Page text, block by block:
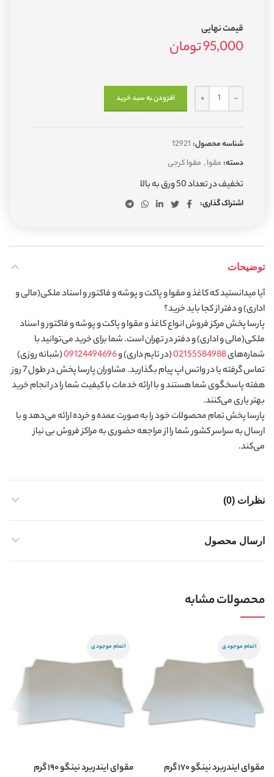
قیمت نهایی
95,000تومان
افزودن به سبد خرید
شناسه محصول: 12921
دسته: مقوا, مقوا کرجی
تخفیف در تعداد 50 ورق به بالا
اشتراک گذاری
توضیحات
آیا میدانستید که کاغذ و مقوا و پاکت و پوشه و فاکتور و اسناد ملکی(مالی و
اداری) و دفتر از کجا باید خرید؟
پارسا پخش مرکز فروش انواع کاغذ و مقوا و پاکت و پوشه و فاکتور و اسناد
ملکی(مالی و اداری) و دفتر در تهران است. شما برای خرید می‌توانید با
شماره‌های02155584988(در تایم داری) و09124494696(شبانه روزی)
تماس گرفته یا در واتس اپ پیام بگذارید. مشاوران پارسا پخش در طول 7 روز
هفته پاسخگوی شما هستند و با ارائه خدمات با کیفیت شما را در انجام خرید
بهتر یاری می‌کنند.
پارسا پخش تمام محصولات خود را به صورت عمده و خرده ارائه می‌دهد و با
ارسال به سراسر کشور شما را از مراجعه حضوری به مراکز فروش بی نیاز
می‌کند.
نظرات (0)
ارسال محصول
محصولات مشابه
اتمام موجودی
مقوای ایندربرد نینگو ۱۷۰ گرم
اتمام موجودی
مقوای ایندربرد نینگو ۱۹۰ گرم